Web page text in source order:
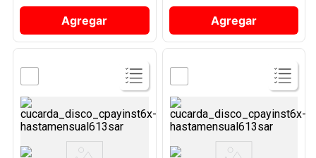
Agregar Agregar
Ver
Producto
Ver
Producto